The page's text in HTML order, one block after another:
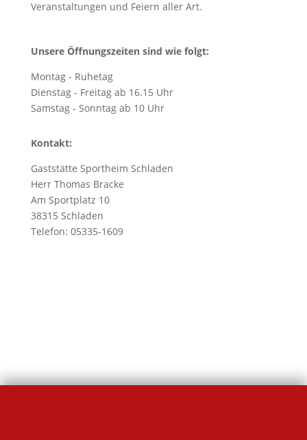
Veranstaltungen und Feiern aller Art.
Unsere Öffnungszeiten sind wie folgt:
Montag - Ruhetag
Dienstag - Freitag ab 16.15 Uhr
Samstag - Sonntag ab 10 Uhr
Kontakt:
Gaststätte Sportheim Schladen
Herr Thomas Bracke
Am Sportplatz 10
38315 Schladen
Telefon: 05335-1609